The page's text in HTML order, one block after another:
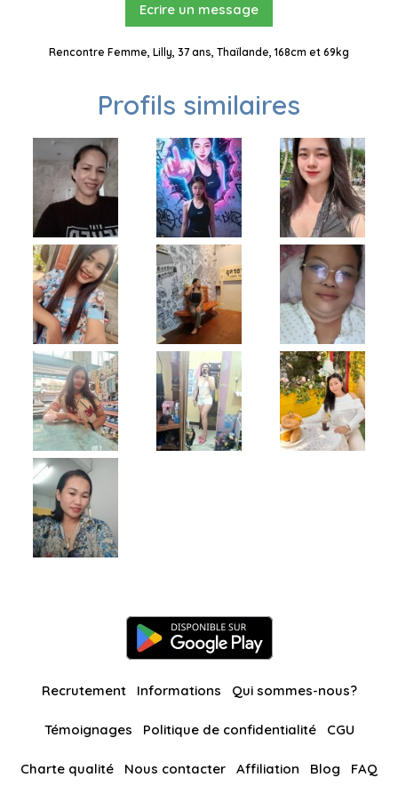
Ecrire un message
Rencontre Femme, Lilly, 37 ans, Thaïlande, 168cm et 69kg
Profils similaires
Recrutement Informations Qui sommes-nous?
Témoignages Politique de confidentialité CGU
Charte qualité Nous contacter Affiliation Blog FAQ